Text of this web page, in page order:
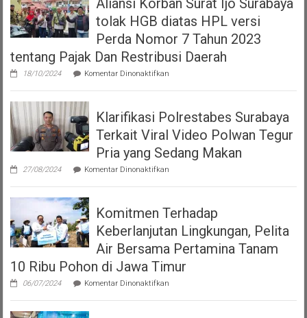
Aliansi Korban Surat Ijo Surabaya
tolak HGB diatas HPL versi
Perda Nomor 7 Tahun 2023
tentang Pajak Dan Restribusi Daerah
18/10/2024 Komentar Dinonaktifkan
Korban
Ijo
tolak
HGB
diatas
7
Tahun
2023
tentang
Dan
Klarifikasi Polrestabes Surabaya
Terkait Viral Video Polwan Tegur
Pria yang Sedang Makan
27/08/2024 Komentar Dinonaktifkan
Polrestabes
Terkait
Video
Polwan
Tegur
Pria
Komitmen Terhadap
Keberlanjutan Lingkungan, Pelita
Air Bersama Pertamina Tanam
10 Ribu Pohon di Jawa Timur
06/07/2024 Komentar Dinonaktifkan
Terhadap